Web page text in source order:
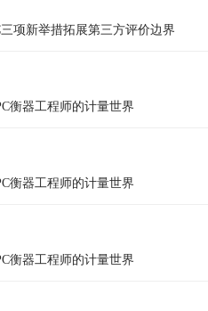
项新举措拓展第三方评价边界
衡器工程师的计量世界
衡器工程师的计量世界
衡器工程师的计量世界